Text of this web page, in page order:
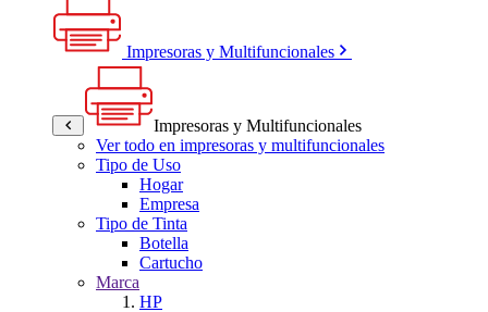
Impresoras y Multifuncionales
Impresoras y Multifuncionales
Ver todo en impresoras y multifuncionales
Tipo de Uso
Hogar
Empresa
Tipo de Tinta
Botella
Cartucho
Marca
HP